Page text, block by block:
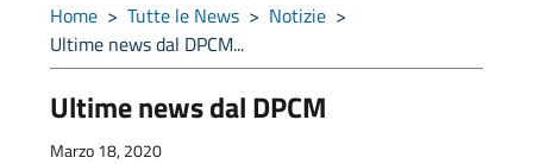
Home > Tutte le News > Notizie >
Ultime news dal DPCM...
Ultime news dal DPCM
Marzo 18, 2020